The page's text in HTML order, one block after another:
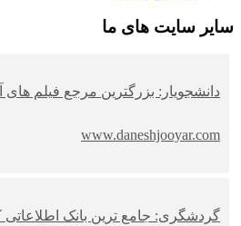
سایر سایت های ما
دانشجویار: بزرگترین مرجع فیلم
www.daneshjooyar.com
گردشگری: جامع ترین بانک اطلاعاتی